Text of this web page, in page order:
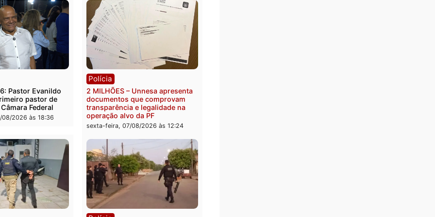
sempre protelada porque há outras coisas,
a partir de agora e pelos próximos meses, a boa vida é
Publicidade
ler...